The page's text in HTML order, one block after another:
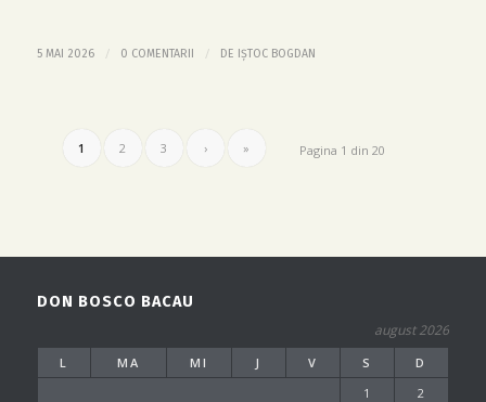
5 MAI 2026 / 0 COMENTARII / DE IȘTOC BOGDAN
Pagina 1 din 20
1 2 3 › »
DON BOSCO BACAU
august 2026
L MA MI J V S
D
1
2